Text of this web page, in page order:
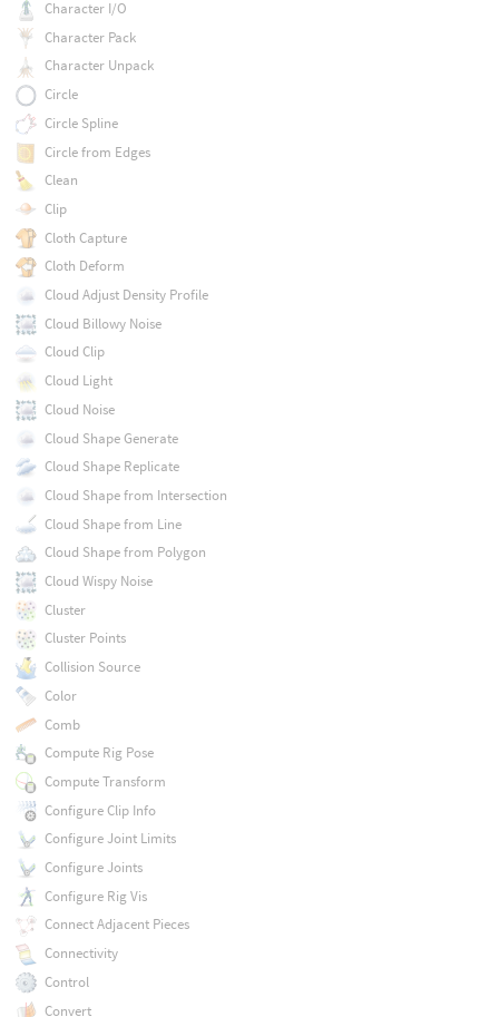
Character I/O
Character Pack
Character Unpack
Circle
Circle Spline
Circle from Edges
Clean
Clip
Cloth Capture
Cloth Deform
Cloud Adjust Density Profile
Cloud Billowy Noise
Cloud Clip
Cloud Light
Cloud Noise
Cloud Shape Generate
Cloud Shape Replicate
Cloud Shape from Intersection
Cloud Shape from Line
Cloud Shape from Polygon
Cloud Wispy Noise
Cluster
Cluster Points
Collision Source
Color
Comb
Compute Rig Pose
Compute Transform
Configure Clip Info
Configure Joint Limits
Configure Joints
Configure Rig Vis
Connect Adjacent Pieces
Connectivity
Control
Convert